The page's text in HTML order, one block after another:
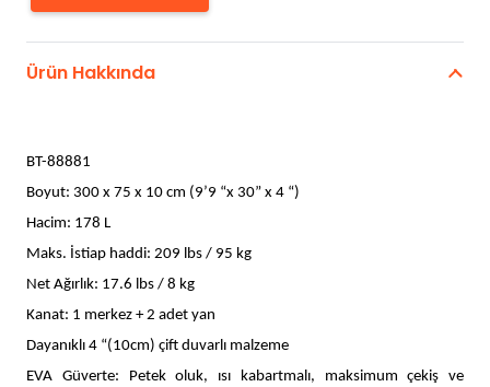
Breeze
adet
Ürün Hakkında
BT-88881
Boyut: 300 x 75 x 10 cm (9’9 “x 30” x 4 “)
Hacim: 178 L
Maks. İstiap haddi: 209 lbs / 95 kg
Net Ağırlık: 17.6 lbs / 8 kg
Kanat: 1 merkez + 2 adet yan
Dayanıklı 4 “(10cm) çift duvarlı malzeme
EVA Güverte: Petek oluk, ısı kabartmalı, maksimum çekiş ve